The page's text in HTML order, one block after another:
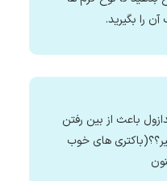
را بگیرید.
باعث از بین رفتن
های خوب